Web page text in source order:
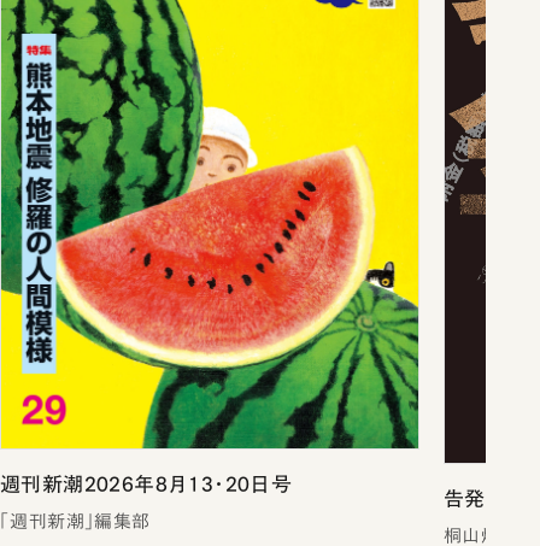
週刊新潮2026年8月13・20日号
「週刊新潮」編集部
告発 裏
桐山煌／著